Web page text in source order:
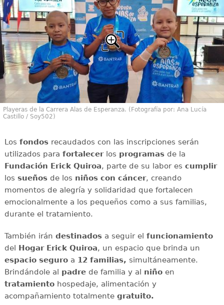
Playeras de la Carrera Alas de Esperanza. (Fotografía por: Ana Lucía
Castillo / Soy502)
Los fondosrecaudados con las inscripciones serán
utilizados para fortalecerlos programasde la
Fundación Erick Quiroa, parte de su labor es cumplir
los sueñosde los niños con cáncer, creando
momentos de alegría y solidaridad que fortalecen
emocionalmente a los pequeños como a sus familias,
durante el tratamiento.
También irán destinadosa seguir el funcionamiento
del Hogar Erick Quiroa, un espacio que brinda un
espacio seguroa 12 familias, simultáneamente.
Brindándole al padrede familia y al niñoen
tratamientohospedaje, alimentación y
acompañamiento totalmente gratuito.